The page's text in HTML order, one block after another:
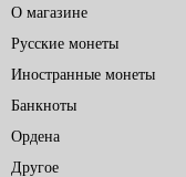
О магазине
Русские монеты
Иностранные монеты
Банкноты
Ордена
Другое